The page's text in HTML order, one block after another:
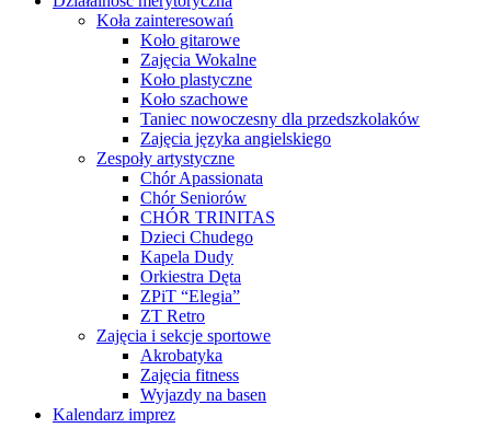
Koła zainteresowań
Koło gitarowe
Zajęcia Wokalne
Koło plastyczne
Koło szachowe
Taniec nowoczesny dla przedszkolaków
Zajęcia języka angielskiego
Zespoły artystyczne
Chór Apassionata
Chór Seniorów
CHÓR TRINITAS
Dzieci Chudego
Kapela Dudy
Orkiestra Dęta
ZPiT “Elegia”
ZT Retro
Zajęcia i sekcje sportowe
Akrobatyka
Zajęcia fitness
Wyjazdy na basen
Kalendarz imprez